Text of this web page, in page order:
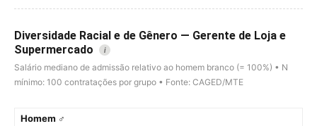
Diversidade Racial e de Gênero — Gerente de Loja e
Supermercado
i
Salário mediano de admissão relativo ao homem branco (= 100%) • N
mínimo: 100 contratações por grupo • Fonte: CAGED/MTE
Homem ♂